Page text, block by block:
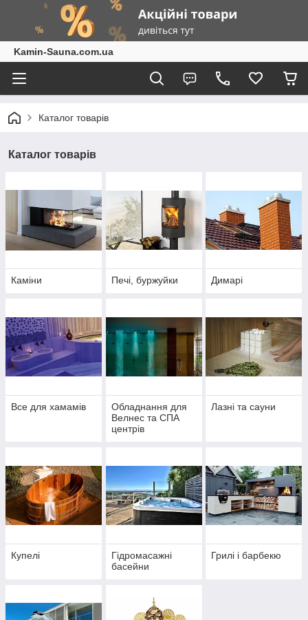
Kamin-Sauna.com.ua
Каталог товарів
Каталог товарів
Каміни Печі, буржуйки Димарі
Все для хамамів
Обладнання для
Велнес та СПА
центрів
Лазні та сауни
Купелі
Гідромасажні
басейни
Грилі і барбекю